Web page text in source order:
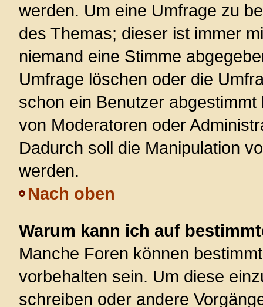
werden. Um eine Umfrage zu
des Themas; dieser ist immer
niemand eine Stimme
Umfrage löschen oder die
schon ein Benutzer
von Moderatoren oder
Dadurch soll die Manipulation
werden.
Nach oben
Warum kann ich auf
Manche Foren können
vorbehalten sein. Um diese
schreiben oder andere